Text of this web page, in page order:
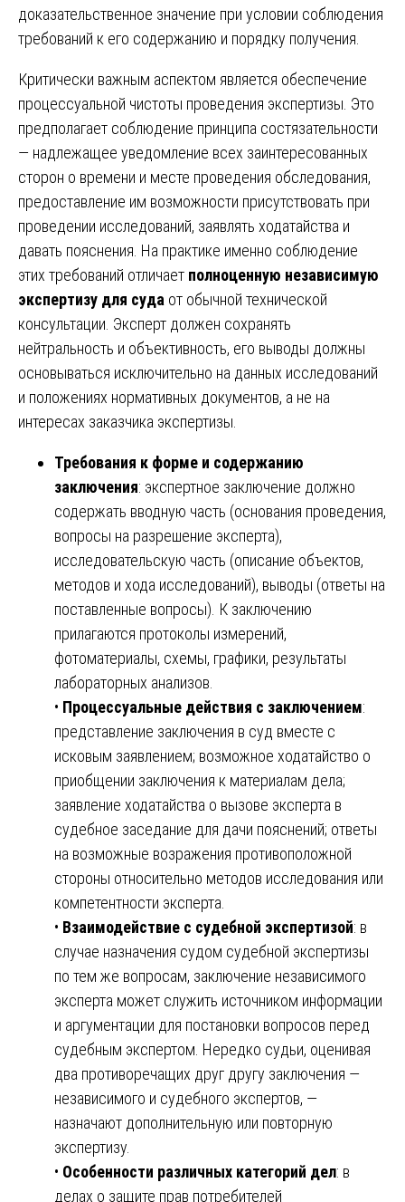
доказательственное значение при условии соблюдения
требований к его содержанию и порядку получения.
Критически важным аспектом является обеспечение
процессуальной чистоты проведения экспертизы. Это
предполагает соблюдение принципа состязательности
— надлежащее уведомление всех заинтересованных
сторон о времени и месте проведения обследования,
предоставление им возможности присутствовать при
проведении исследований, заявлять ходатайства и
давать пояснения. На практике именно соблюдение
этих требований отличает полноценную независимую
экспертизу для суда от обычной технической
консультации. Эксперт должен сохранять
нейтральность и объективность, его выводы должны
основываться исключительно на данных исследований
и положениях нормативных документов, а не на
интересах заказчика экспертизы.
Требования к форме и содержанию
заключения: экспертное заключение должно
содержать вводную часть (основания проведения,
вопросы на разрешение эксперта),
исследовательскую часть (описание объектов,
методов и хода исследований), выводы (ответы на
поставленные вопросы). К заключению
прилагаются протоколы измерений,
фотоматериалы, схемы, графики, результаты
лабораторных анализов.
• Процессуальные действия с заключением:
представление заключения в суд вместе с
исковым заявлением; возможное ходатайство о
приобщении заключения к материалам дела;
заявление ходатайства о вызове эксперта в
судебное заседание для дачи пояснений; ответы
на возможные возражения противоположной
стороны относительно методов исследования или
компетентности эксперта.
• Взаимодействие с судебной экспертизой: в
случае назначения судом судебной экспертизы
по тем же вопросам, заключение независимого
эксперта может служить источником информации
и аргументации для постановки вопросов перед
судебным экспертом. Нередко судьи, оценивая
два противоречащих друг другу заключения —
независимого и судебного экспертов, —
назначают дополнительную или повторную
экспертизу.
• Особенности различных категорий дел: в
делах о защите прав потребителей